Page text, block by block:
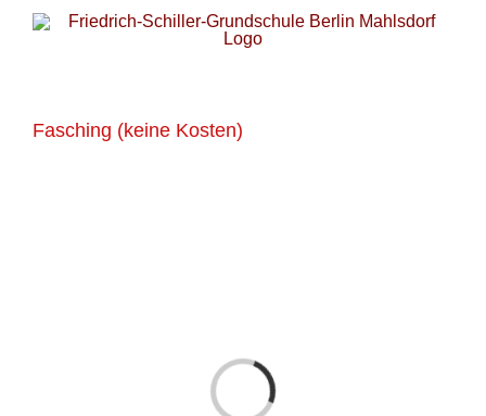
Zum
Fasching (keine Kosten)
Laden...